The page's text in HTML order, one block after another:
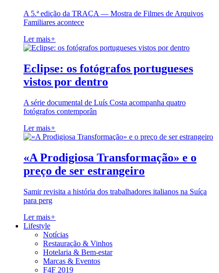
A 5.ª edição da TRAÇA — Mostra de Filmes de Arquivos
Familiares acontece
Ler mais+
Eclipse: os fotógrafos portugueses
vistos por dentro
A série documental de Luís Costa acompanha quatro
fotógrafos contemporân
Ler mais+
«A Prodigiosa Transformação» e o
preço de ser estrangeiro
Samir revisita a história dos trabalhadores italianos na Suíça
para perg
Ler mais+
Lifestyle
Notícias
Restauração & Vinhos
Hotelaria & Bem-estar
Marcas & Eventos
F4F 2019